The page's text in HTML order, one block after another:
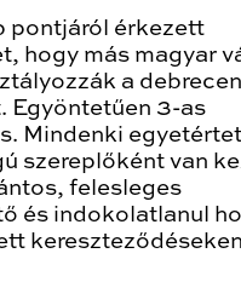
pontjáról érkezett
hogy más magyar
a
Egyöntetűen 3-as
Mindenki
szereplőként van
felesleges
és indokolatlanul